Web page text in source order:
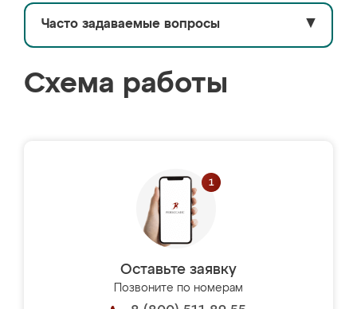
Часто задаваемые вопросы ▼
Схема работы
Оставьте заявку
Позвоните по номерам